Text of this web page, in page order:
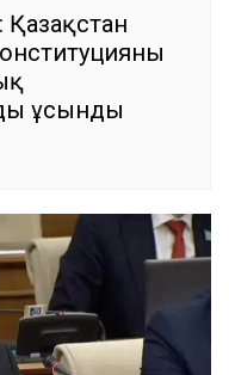
ұсынды